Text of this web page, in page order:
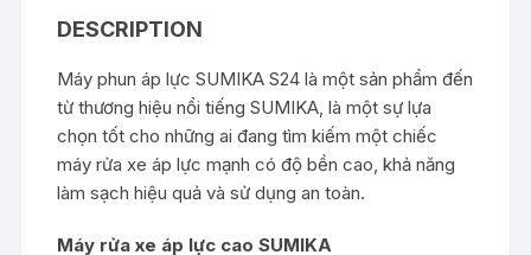
DESCRIPTION
Máy phun áp lực SUMIKA S24 là một sản phẩm đến
từ thương hiệu nổi tiếng SUMIKA, là một sự lựa
chọn tốt cho những ai đang tìm kiếm một chiếc
máy rửa xe áp lực mạnh có độ bền cao, khả năng
làm sạch hiệu quả và sử dụng an toàn.
Máy rửa xe áp lực cao SUMIKA